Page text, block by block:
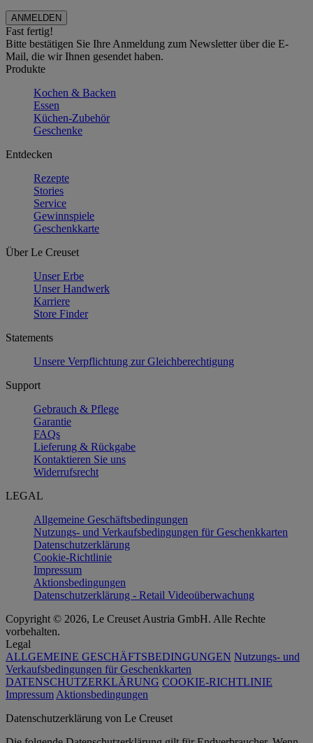
Fast fertig!
Bitte bestätigen Sie Ihre Anmeldung zum Newsletter über die E-
Mail, die wir Ihnen gesendet haben.
Produkte
Kochen & Backen
Essen
Küchen-Zubehör
Geschenke
Entdecken
Rezepte
Stories
Service
Gewinnspiele
Geschenkkarte
Über Le Creuset
Unser Erbe
Unser Handwerk
Karriere
Store Finder
Statements
Unsere Verpflichtung zur Gleichberechtigung
Support
Gebrauch & Pflege
Garantie
FAQs
Lieferung & Rückgabe
Kontaktieren Sie uns
Widerrufsrecht
LEGAL
Allgemeine Geschäftsbedingungen
Nutzungs- und Verkaufsbedingungen für Geschenkkarten
Datenschutzerklärung
Cookie-Richtlinie
Impressum
Aktionsbedingungen
Datenschutzerklärung - Retail Videoüberwachung
Copyright © 2026, Le Creuset Austria GmbH. Alle Rechte
vorbehalten.
Legal
ALLGEMEINE GESCHÄFTSBEDINGUNGEN Nutzungs- und
Verkaufsbedingungen für Geschenkkarten
DATENSCHUTZERKLÄRUNG COOKIE-RICHTLINIE
Impressum Aktionsbedingungen
Datenschutz­erklärung von Le Creuset